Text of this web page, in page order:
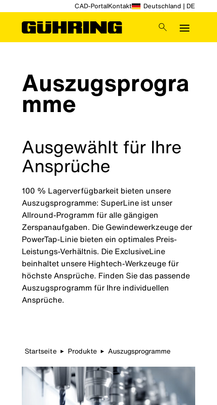
CAD-PortalKontakt Deutschland | DE
Auszugsprogra
mme
Ausgewählt für Ihre
Ansprüche
100 % Lagerverfügbarkeit bieten unsere
Auszugsprogramme: SuperLine ist unser
Allround-Programm für alle gängigen
Zerspanaufgaben. Die Gewindewerkzeuge der
PowerTap-Linie bieten ein optimales Preis-
Leistungs-Verhältnis. Die ExclusiveLine
beinhaltet unsere Hightech-Werkzeuge für
höchste Ansprüche. Finden Sie das passende
Auszugsprogramm für Ihre individuellen
Ansprüche.
Startseite ▶ Produkte ▶ Auszugsprogramme